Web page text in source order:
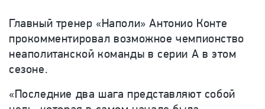
Главный тренер «Наполи» Антонио Конте
прокомментировал возможное чемпионство
неаполитанской команды в серии А в этом
сезоне.
«Последние два шага представляют собой